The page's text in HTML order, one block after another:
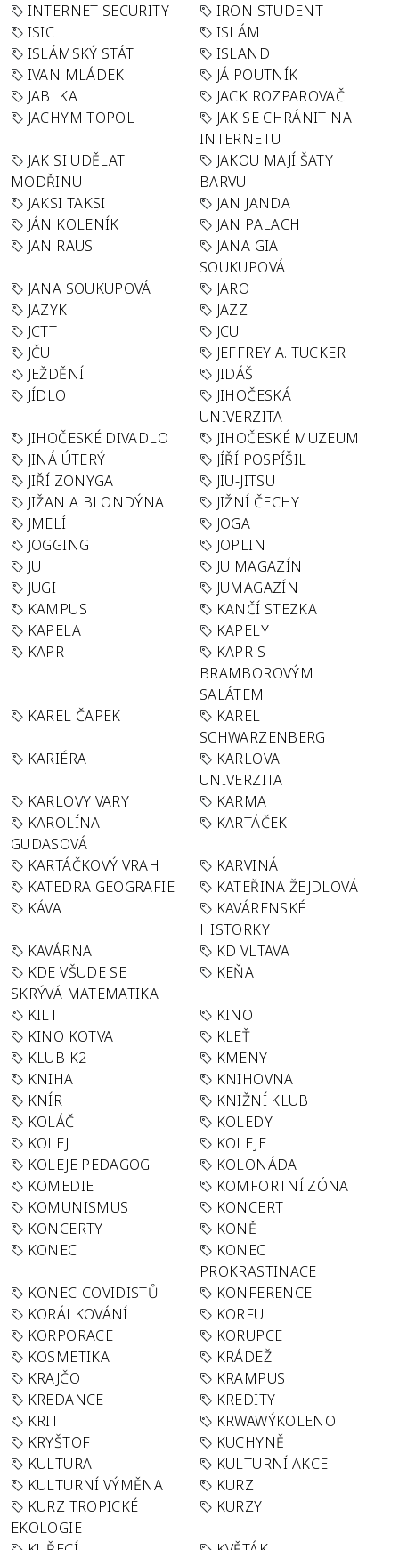
INTERNET SECURITY
IRON STUDENT
ISIC
ISLÁM
ISLÁMSKÝ STÁT
ISLAND
IVAN MLÁDEK
JÁ POUTNÍK
JABLKA
JACK ROZPAROVAČ
JACHYM TOPOL
JAK SE CHRÁNIT NA
INTERNETU
JAK SI UDĚLAT
MODŘINU
JAKOU MAJÍ ŠATY
BARVU
JAKSI TAKSI
JAN JANDA
JÁN KOLENÍK
JAN PALACH
JAN RAUS
JANA GIA
SOUKUPOVÁ
JANA SOUKUPOVÁ
JARO
JAZYK
JAZZ
JCTT
JCU
JČU
JEFFREY A. TUCKER
JEŽDĚNÍ
JIDÁŠ
JÍDLO
JIHOČESKÁ
UNIVERZITA
JIHOČESKÉ DIVADLO
JIHOČESKÉ MUZEUM
JINÁ ÚTERÝ
JÍŘÍ POSPÍŠIL
JIŘÍ ZONYGA
JIU-JITSU
JIŽAN A BLONDÝNA
JIŽNÍ ČECHY
JMELÍ
JOGA
JOGGING
JOPLIN
JU
JU MAGAZÍN
JUGI
JUMAGAZÍN
KAMPUS
KANČÍ STEZKA
KAPELA
KAPELY
KAPR
KAPR S
BRAMBOROVÝM
SALÁTEM
KAREL ČAPEK
KAREL
SCHWARZENBERG
KARIÉRA
KARLOVA
UNIVERZITA
KARLOVY VARY
KARMA
KAROLÍNA
GUDASOVÁ
KARTÁČEK
KARTÁČKOVÝ VRAH
KARVINÁ
KATEDRA GEOGRAFIE
KATEŘINA ŽEJDLOVÁ
KÁVA
KAVÁRENSKÉ
HISTORKY
KAVÁRNA
KD VLTAVA
KDE VŠUDE SE
SKRÝVÁ MATEMATIKA
KEŇA
KILT
KINO
KINO KOTVA
KLEŤ
KLUB K2
KMENY
KNIHA
KNIHOVNA
KNÍR
KNIŽNÍ KLUB
KOLÁČ
KOLEDY
KOLEJ
KOLEJE
KOLEJE PEDAGOG
KOLONÁDA
KOMEDIE
KOMFORTNÍ ZÓNA
KOMUNISMUS
KONCERT
KONCERTY
KONĚ
KONEC
KONEC
PROKRASTINACE
KONEC-COVIDISTŮ
KONFERENCE
KORÁLKOVÁNÍ
KORFU
KORPORACE
KORUPCE
KOSMETIKA
KRÁDEŽ
KRAJČO
KRAMPUS
KREDANCE
KREDITY
KRIT
KRWAWÝKOLENO
KRYŠTOF
KUCHYNĚ
KULTURA
KULTURNÍ AKCE
KULTURNÍ VÝMĚNA
KURZ
KURZ TROPICKÉ
EKOLOGIE
KURZY